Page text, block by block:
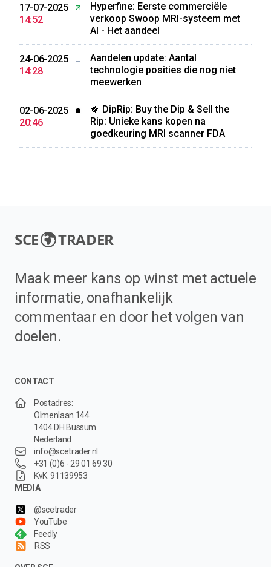
17-07-2025
14:52
Hyperfine: Eerste commerciële
verkoop Swoop MRI-systeem met
AI - Het aandeel
24-06-2025
14:28
Aandelen update: Aantal
technologie posities die nog niet
meewerken
02-06-2025
20:46
🍀 DipRip: Buy the Dip & Sell the
Rip: Unieke kans kopen na
goedkeuring MRI scanner FDA
SCE TRADER
Maak meer kans op winst met actuele
informatie, onafhankelijk
commentaar en door het volgen van
doelen.
CONTACT
Postadres:
Olmenlaan 144
1404 DH Bussum
Nederland
info@scetrader.nl
+31 (0)6 - 29 01 69 30
KvK: 91139953
MEDIA
@scetrader
YouTube
Feedly
RSS